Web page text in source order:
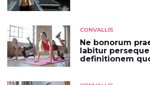
CONVALLIS
Ne bonorum
labitur
definitionem